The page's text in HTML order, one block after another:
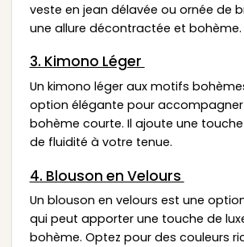
veste en jean délavée ou ornée de
une allure décontractée et bohème.
3. Kimono Léger
Un kimono léger aux motifs
option élégante pour
bohème courte. Il ajoute une
de fluidité à votre tenue.
4. Blouson en Velours
Un blouson en velours est une
qui peut apporter une touche de
bohème. Optez pour des couleurs